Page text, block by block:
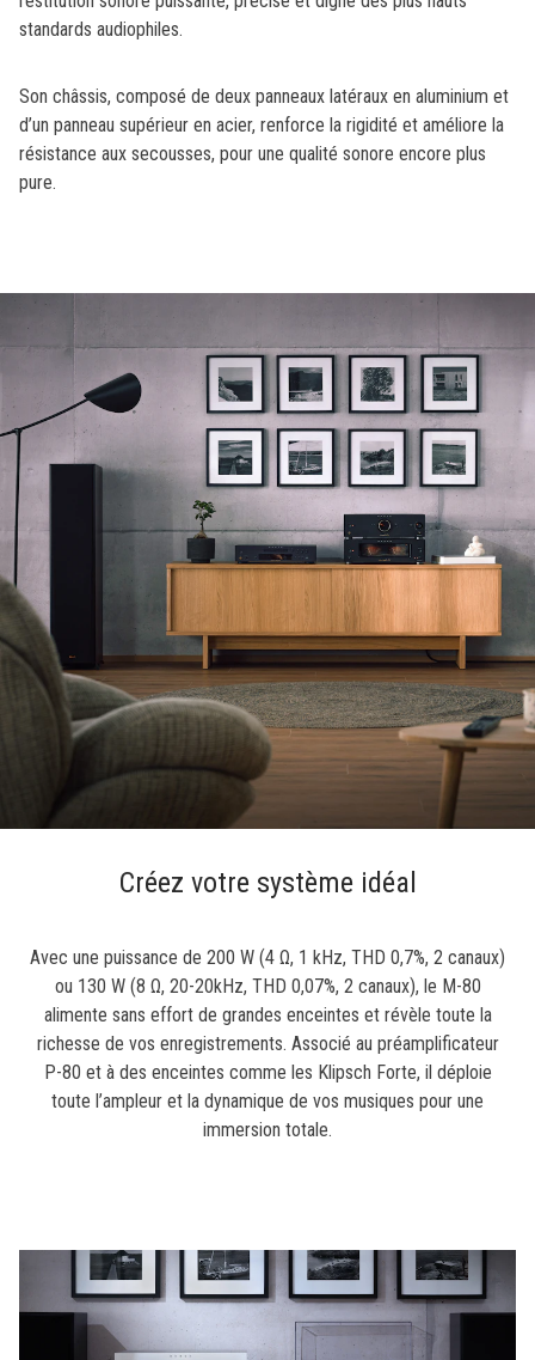
standards audiophiles.
Son châssis, composé de deux panneaux latéraux en aluminium et
d’un panneau supérieur en acier, renforce la rigidité et améliore la
résistance aux secousses, pour une qualité sonore encore plus
pure.
Créez votre système idéal
Avec une puissance de 200 W (4 Ω, 1 kHz, THD 0,7%, 2 canaux)
ou 130 W (8 Ω, 20-20kHz, THD 0,07%, 2 canaux), le M-80
alimente sans effort de grandes enceintes et révèle toute la
richesse de vos enregistrements. Associé au préamplificateur
P-80 et à des enceintes comme les Klipsch Forte, il déploie
toute l’ampleur et la dynamique de vos musiques pour une
immersion totale.